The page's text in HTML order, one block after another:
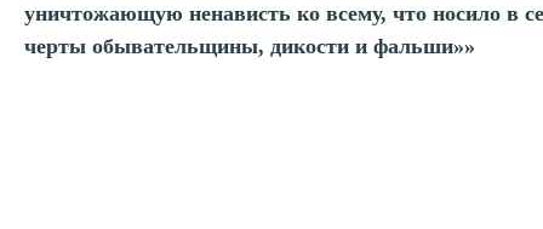
уничтожающую ненависть ко всему, что носило в
черты обывательщины, дикости и фальши»»